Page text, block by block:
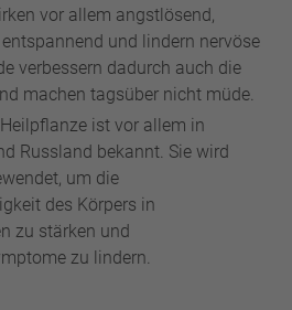
vor allem angstlösend,
und lindern nervöse
verbessern dadurch auch die
machen tagsüber nicht müde.
ist vor allem in
Russland bekannt. Sie wird
um die
des Körpers in
zu stärken und
zu lindern.